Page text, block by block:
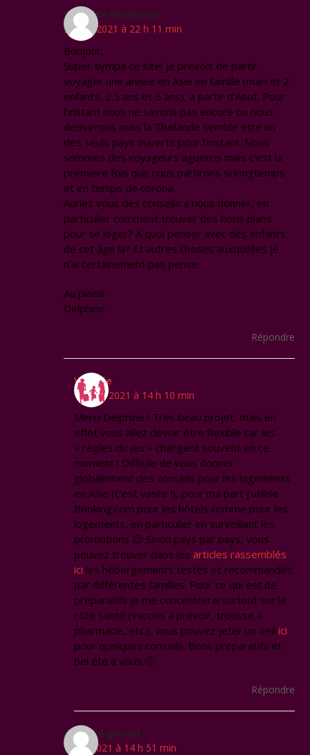
Delphine Hedström
30 juin 2021 à 22 h 11 min
Bonjour,
Super sympa ce site! je prevois de partir
voyager une annee en Asie en famille (mari et 2
enfants, 2.5 ans et 5 ans), a partir d’Aout. Pour
l’instant nous ne savons pas encore ou nous
demarrons mais la Thailande semble etre un
des seuls pays ouverts pour l’instant. Nous
sommes des voyageurs aguerris mais c’est la
premiere fois que nous partirons si longtemps
et en temps de corona.
Auriez vous des conseils a nous donner, en
particulier comment trouver des bons plans
pour se loger? A quoi penser avec des enfants
de cet age la? Et autres choses auxquelles je
n’ai certainement pas pense.
Au plaisir
Delphine
Répondre
Virginie
1 juillet 2021 à 14 h 10 min
Merci Delphine ! Très beau projet, mais en
effet vous allez devoir être flexible car les
« règles du jeu » changent souvent en ce
moment ! Difficile de vous donner
globalement des conseils pour les logements
en Asie (c’est vaste !), pour ma part j’utilise
Booking.com pour les hôtels comme pour les
logements, en particulier en surveillant les
promotions 😉 Sinon pays par pays, vous
pouvez trouver dans lesarticles rassemblés
ici les hébergements testés et recommandés
par différentes familles. Pour ce qui est de
préparatifs je me concentrerai surtout sur le
côté santé (vaccins à prévoir, trousse à
pharmacie, etc.), vous pouvez jeter un oeilici
pour quelques conseils. Bons préparatifs et
bel été à vous 🙂
Répondre
melanie giroud
1 juin 2021 à 14 h 51 min